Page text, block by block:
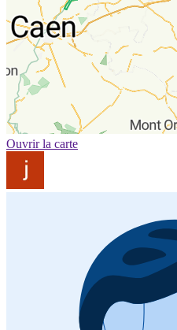
Ouvrir la carte